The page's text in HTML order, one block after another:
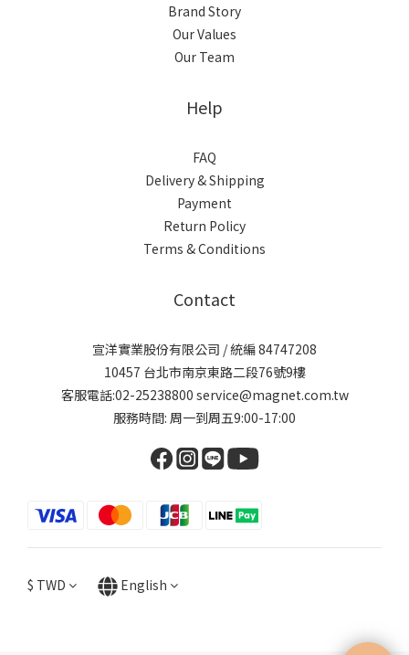
Brand Story
Our Values
Our Team
Help
FAQ
Delivery & Shipping
Payment
Return Policy
Terms & Conditions
Contact
宣洋實業股份有限公司 / 統編 84747208
10457 台北市南京東路二段76號9樓
客服電話:02-25238800 service@magnet.com.tw
服務時間: 周一到周五9:00-17:00
$ TWD English